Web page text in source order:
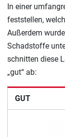
In einer
feststellen,
Außerdem
Schadstoffe
schnitten diese
„gut“ ab:
GUT